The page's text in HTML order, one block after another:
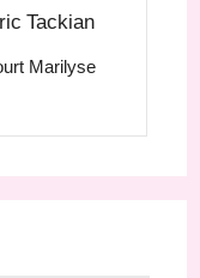
Tackian
Marilyse